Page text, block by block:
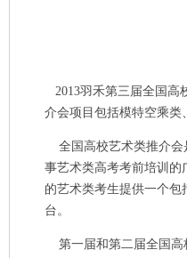
2013羽禾第三届全国高
介会项目包括模特空乘
全国高校艺术类推介会
事艺术类高考考前培训
的艺术类考生提供一个
台。
第一届和第二届全国高